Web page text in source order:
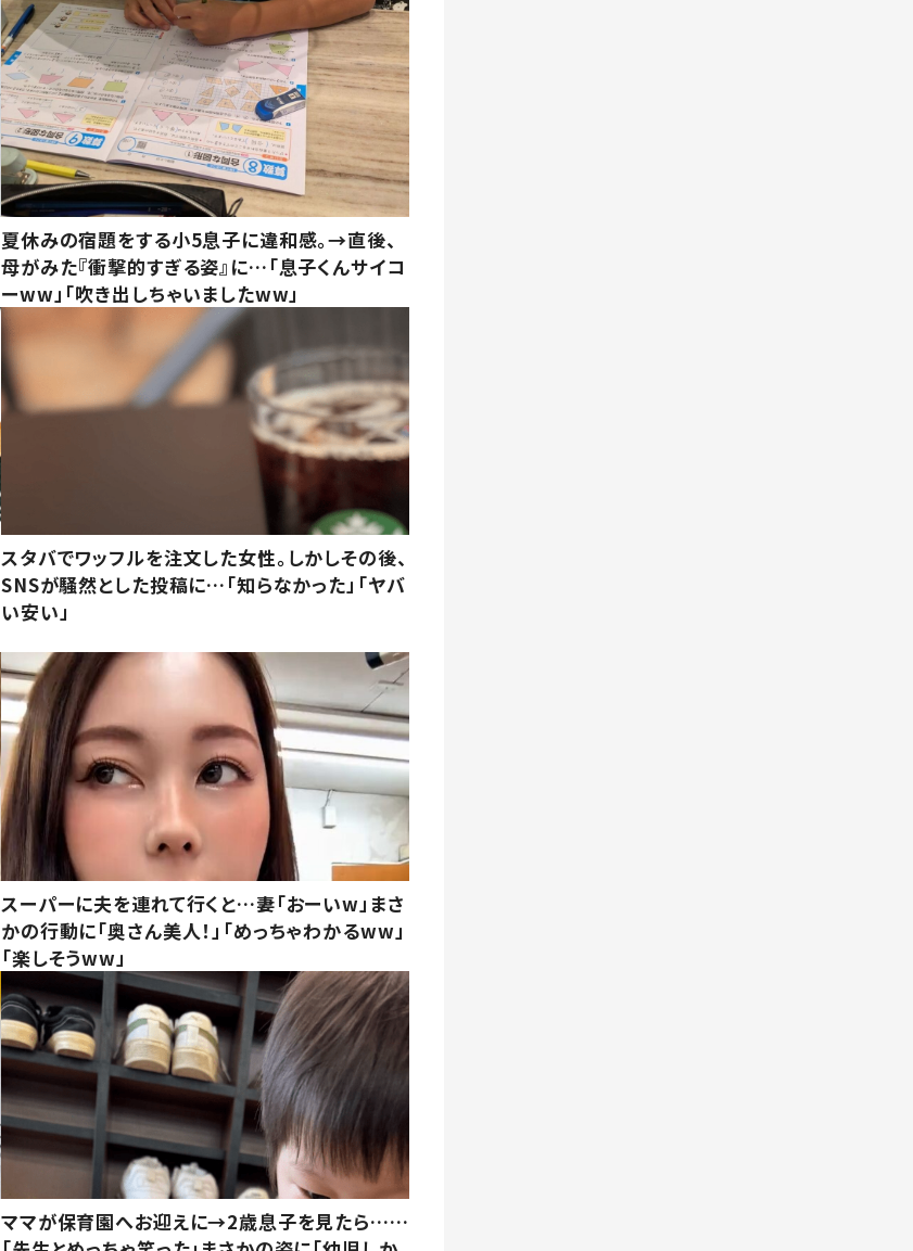
夏休みの宿題をする小5息子に違和感。→直後、
母がみた『衝撃的すぎる姿』に…「息子くんサイコ
ーww」「吹き出しちゃいましたww」
スタバでワッフルを注文した女性。しかしその後、
SNSが騒然とした投稿に…「知らなかった」「ヤバ
い安い」
スーパーに夫を連れて行くと…妻「おーいw」まさ
かの行動に「奥さん美人！」「めっちゃわかるww」
「楽しそうww」
ママが保育園へお迎えに→2歳息子を見たら……